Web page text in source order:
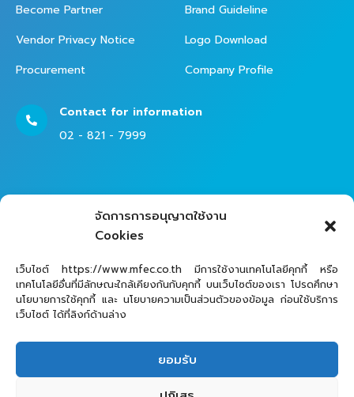
จัดการการอนุญาตใช้งาน
Cookies
เว็บไซต์ https://www.mfec.co.th มีการใช้งานเทคโนโลยีคุกกี้ หรือ
เทคโนโลยีอื่นที่มีลักษณะใกล้เคียงกันกับคุกกี้ บนเว็บไซต์ของเรา โปรดศึกษา
นโยบายการใช้คุกกี้ และ นโยบายความเป็นส่วนตัวของข้อมูล ก่อนใช้บริการ
เว็บไซต์ ได้ที่ลิงก์ด้านล่าง
ยอมรับ
Become Partner
Vendor Privacy Notice
Procurement
Brand Guideline
Logo Download
Company Profile
Contact for information
02 - 821 - 7999
02 - 821 - 7979